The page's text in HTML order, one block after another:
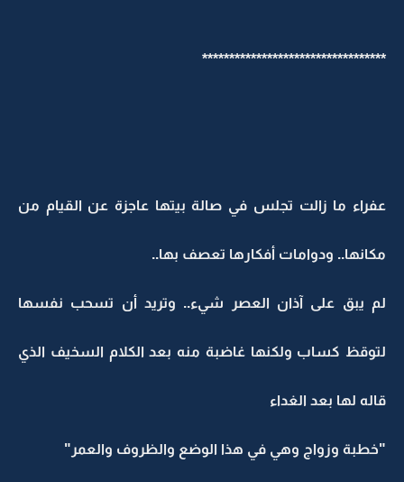
**********************************
عفراء ما زالت تجلس في صالة بيتها عاجزة عن القيام من
مكانها.. ودوامات أفكارها تعصف بها..
لم يبق على آذان العصر شيء.. وتريد أن تسحب نفسها
لتوقظ كساب ولكنها غاضبة منه بعد الكلام السخيف الذي
قاله لها بعد الغداء
"خطبة وزواج وهي في هذا الوضع والظروف والعمر"